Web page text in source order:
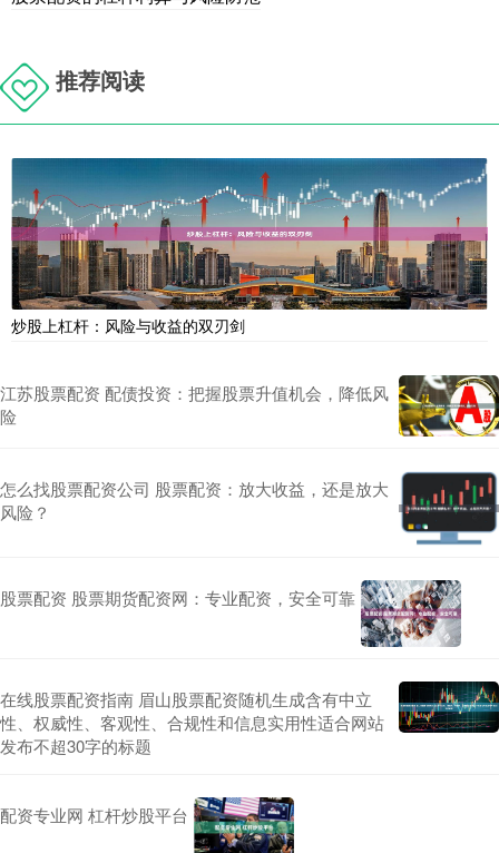
推荐阅读
炒股上杠杆：风险与收益的双刃剑
江苏股票配资 配债投资：把握股票升值机会，降低风
险
怎么找股票配资公司 股票配资：放大收益，还是放大
风险？
股票配资 股票期货配资网：专业配资，安全可靠
在线股票配资指南 眉山股票配资随机生成含有中立
性、权威性、客观性、合规性和信息实用性适合网站
发布不超30字的标题
配资专业网 杠杆炒股平台